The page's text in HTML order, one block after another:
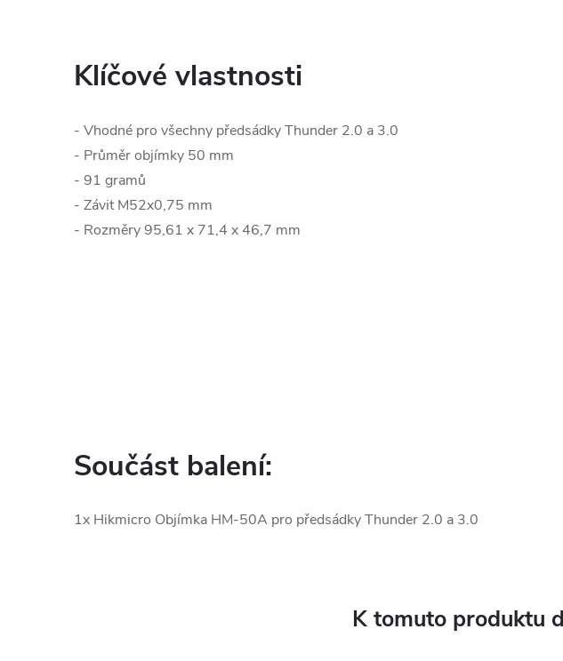
Klíčové vlastnosti
- Vhodné pro všechny předsádky Thunder 2.0 a 3.0
- Průměr objímky 50 mm
- 91 gramů
- Závit M52x0,75 mm
- Rozměry 95,61 x 71,4 x 46,7 mm
Součást balení:
1x Hikmicro Objímka HM-50A pro předsádky Thunder 2.0 a 3.0
K tomuto produktu